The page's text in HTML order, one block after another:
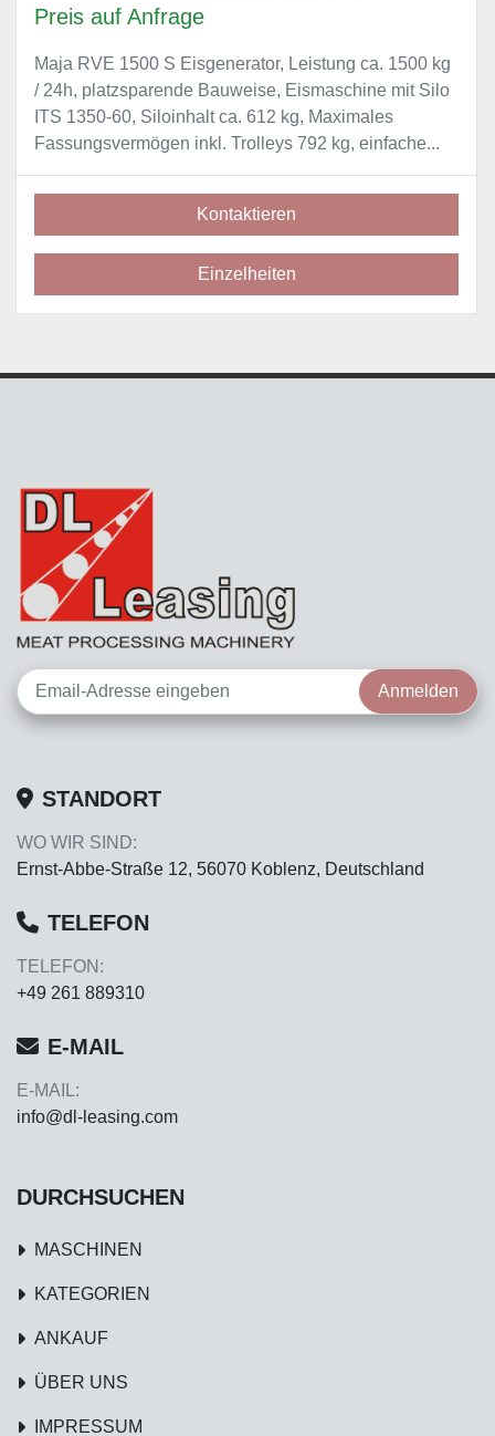
Preis auf Anfrage
Maja RVE 1500 S Eisgenerator, Leistung ca. 1500 kg
/ 24h, platzsparende Bauweise, Eismaschine mit Silo
ITS 1350-60, Siloinhalt ca. 612 kg, Maximales
Fassungsvermögen inkl. Trolleys 792 kg, einfache...
Kontaktieren
Einzelheiten
Anmelden
STANDORT
WO WIR SIND:
Ernst-Abbe-Straße 12, 56070 Koblenz, Deutschland
TELEFON
TELEFON:
+49 261 889310
E-MAIL
E-MAIL:
info@dl-leasing.com
DURCHSUCHEN
MASCHINEN
KATEGORIEN
ANKAUF
ÜBER UNS
IMPRESSUM